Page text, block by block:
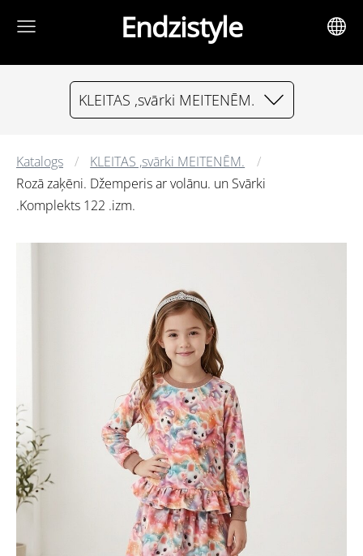
Endzistyle
KLEITAS ,svārki MEITENĒM.
Katalogs
KLEITAS ,svārki MEITENĒM.
Rozā zaķēni. Džemperis ar volānu. un Svārki
.Komplekts 122 .izm.